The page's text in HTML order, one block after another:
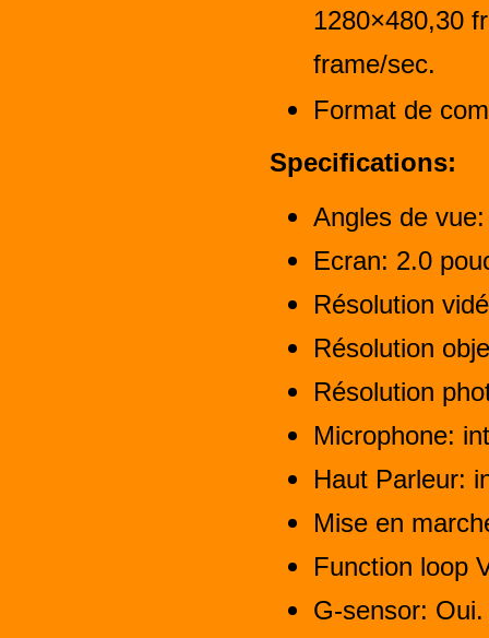
1280×480,30
frame/sec.
Format de
Specifications:
Angles de
Ecran: 2.0
Résolution
Résolution
Résolution
Microphone:
Haut Parleur:
Mise en
Function loop
G-sensor: Oui.